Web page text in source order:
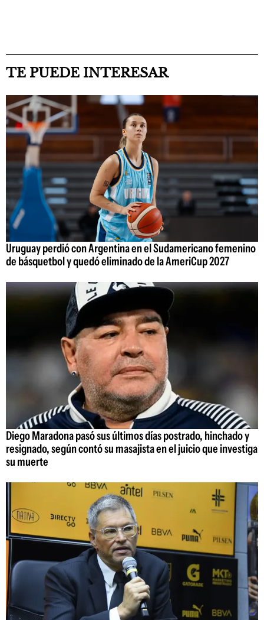
TE PUEDE INTERESAR
Uruguay perdió con Argentina en el Sudamericano femenino
de básquetbol y quedó eliminado de la AmeriCup 2027
Diego Maradona pasó sus últimos días postrado, hinchado y
resignado, según contó su masajista en el juicio que investiga
su muerte